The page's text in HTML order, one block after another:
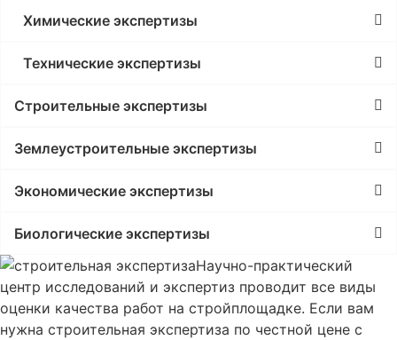
Химические экспертизы
Технические экспертизы
Строительные экспертизы
Землеустроительные экспертизы
Экономические экспертизы
Биологические экспертизы
Научно-практический
центр исследований и экспертиз проводит все виды
оценки качества работ на стройплощадке. Если вам
нужна строительная экспертиза по честной цене с